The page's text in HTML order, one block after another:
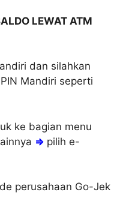
LEWAT ATM
dan silahkan
Mandiri seperti
ke bagian menu
⇒ pilih e-
perusahaan Go-Jek